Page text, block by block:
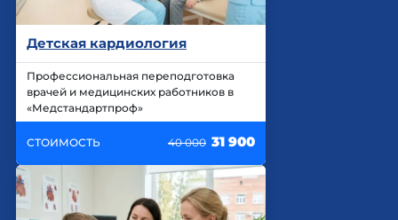
Детская кардиология
Профессиональная переподготовка
врачей и медицинских работников в
«Медстандартпроф»
СТОИМОСТЬ 40 000 31 900